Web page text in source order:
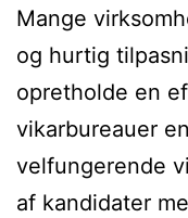
Mange
og hurtig
opretholde en
vikarbureauer
velfungerende
af kandidater